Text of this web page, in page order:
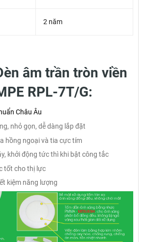
2 năm
âm trần tròn viền
RPL-7T/G:
Châu Âu
nhỏ gọn, dễ dàng lắp đặt
hồng ngoại và tia cực tím
khởi động tức thì khi bật công tắc
tốt cho thị lực
kiệm năng lượng